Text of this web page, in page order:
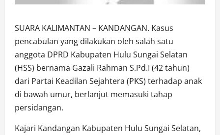
SUARA KALIMANTAN – KANDANGAN. Kasus
pencabulan yang dilakukan oleh salah satu
anggota DPRD Kabupaten Hulu Sungai Selatan
(HSS) bernama Gazali Rahman S.Pd.I (42 tahun)
dari Partai Keadilan Sejahtera (PKS) terhadap anak
di bawah umur, berlanjut memasuki tahap
persidangan.
Kajari Kandangan Kabupaten Hulu Sungai Selatan,